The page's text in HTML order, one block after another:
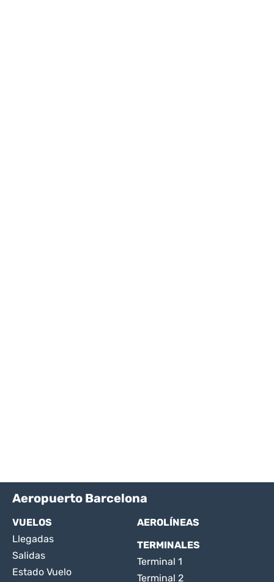
Aeropuerto Barcelona
VUELOS
Llegadas
Salidas
Estado Vuelo
AEROLÍNEAS
TERMINALES
Terminal 1
Terminal 2